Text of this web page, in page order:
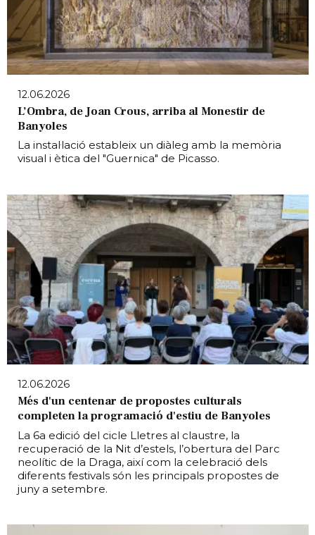
12.06.2026
L’Ombra, de Joan Crous, arriba al Monestir de
Banyoles
La instal·lació estableix un diàleg amb la memòria
visual i ètica del "Guernica" de Picasso.
12.06.2026
Més d'un centenar de propostes culturals
completen la programació d'estiu de Banyoles
La 6a edició del cicle Lletres al claustre, la
recuperació de la Nit d’estels, l’obertura del Parc
neolític de la Draga, així com la celebració dels
diferents festivals són les principals propostes de
juny a setembre.